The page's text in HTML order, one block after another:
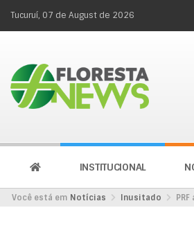
Tucuruí, 07 de August de 2026
INSTITUCIONAL
Você está em Notícias Inusitado